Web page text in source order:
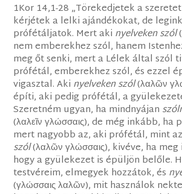
1Kor 14,1-28 „Törekedjetek a
kérjétek a lelki ajándékokat, de
prófétáljatok. Mert aki nyelveken szól
nem emberekhez szól, hanem
meg őt senki, mert a Lélek által szól
prófétál, emberekhez szól, és ezzel
vigasztal. Aki nyelveken szól(λαλῶν
építi, aki pedig prófétál, a
Szeretném ugyan, ha mindnyájan
(λαλεῖν γλώσσαις), de még inkább,
mert nagyobb az, aki prófétál, mint
szól(λαλῶν γλώσσαις), kivéve, ha
hogy a gyülekezet is épüljön belőle.
testvéreim, elmegyek hozzátok, és
(γλώσσαις λαλῶν), mit használok